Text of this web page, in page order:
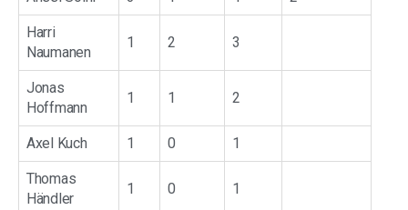
Harri
Naumanen
1 2 3
Jonas
Hoffmann
1 1 2
Axel Kuch 1 0 1
Thomas
Händler
1 0 1